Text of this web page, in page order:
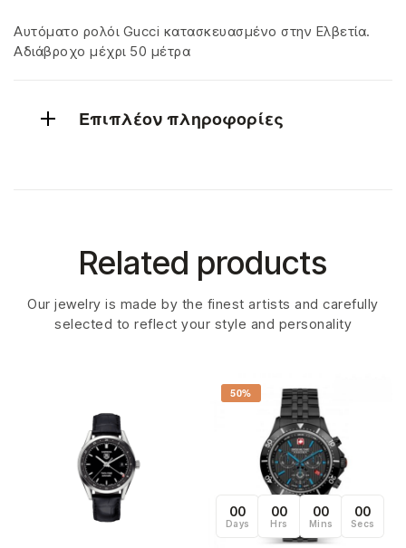
Αυτόματο ρολόι Gucci κατασκευασμένο στην Ελβετία.
Αδιάβροχο μέχρι 50 μέτρα
Επιπλέον πληροφορίες
Related products
Our jewelry is made by the finest artists and carefully
selected to reflect your style and personality
50%
00
Days
00
Hrs
00
Mins
00
Secs